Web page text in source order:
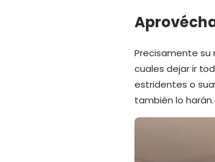
Precisamente su
cuales dejar ir
estridentes o
también lo